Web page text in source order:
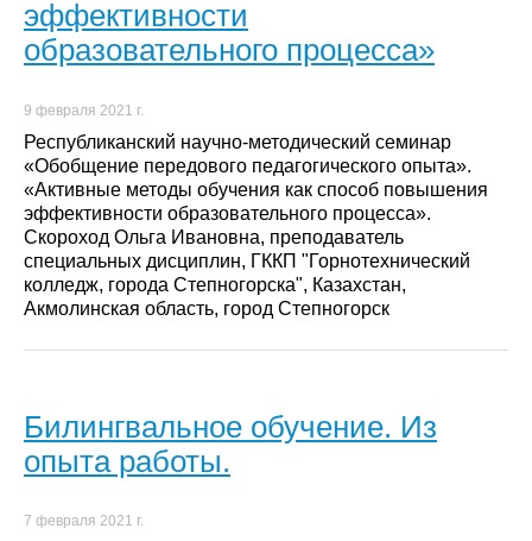
эффективности
образовательного процесса»
9 февраля 2021 г.
Республиканский научно-методический семинар
«Обобщение передового педагогического опыта».
«Активные методы обучения как способ повышения
эффективности образовательного процесса».
Скороход Ольга Ивановна, преподаватель
специальных дисциплин, ГККП "Горнотехнический
колледж, города Степногорска", Казахстан,
Акмолинская область, город Степногорск
Билингвальное обучение. Из
опыта работы.
7 февраля 2021 г.